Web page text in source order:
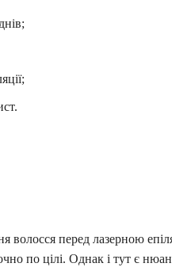
волосся перед лазерною
по цілі. Однак і тут є